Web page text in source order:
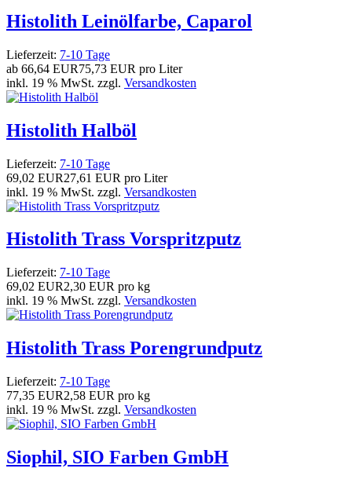
Histolith Leinölfarbe, Caparol
Lieferzeit: 7-10 Tage
ab 66,64 EUR75,73 EUR pro Liter
inkl. 19 % MwSt. zzgl. Versandkosten
Histolith Halböl
Lieferzeit: 7-10 Tage
69,02 EUR27,61 EUR pro Liter
inkl. 19 % MwSt. zzgl. Versandkosten
Histolith Trass Vorspritzputz
Lieferzeit: 7-10 Tage
69,02 EUR2,30 EUR pro kg
inkl. 19 % MwSt. zzgl. Versandkosten
Histolith Trass Porengrundputz
Lieferzeit: 7-10 Tage
77,35 EUR2,58 EUR pro kg
inkl. 19 % MwSt. zzgl. Versandkosten
Siophil, SIO Farben GmbH